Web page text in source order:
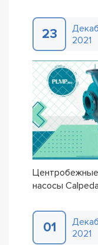
23
2021
насосы
01
2021